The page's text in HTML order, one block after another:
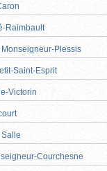
Raimbault
Plessis
Saint-Esprit
Victorin
Courchesne